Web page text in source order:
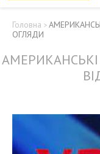
Головна >
ОГЛЯДИ